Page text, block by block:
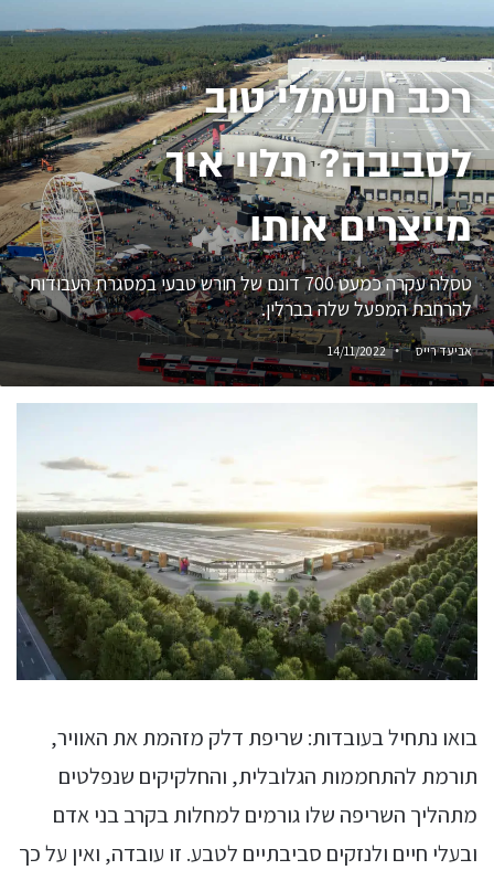
רכב חשמלי טוב
לסביבה? תלוי איך
מייצרים אותו
טסלה עקרה כמעט 700 דונם של חורש טבעי במסגרת העבודות
להרחבת המפעל שלה בברלין.
אביעד רייס 14/11/2022
בואו נתחיל בעובדות: שריפת דלק מזהמת את האוויר,
תורמת להתחממות הגלובלית, והחלקיקים שנפלטים
מתהליך השריפה שלו גורמים למחלות בקרב בני אדם
ובעלי חיים ולנזקים סביבתיים לטבע. זו עובדה, ואין על כך